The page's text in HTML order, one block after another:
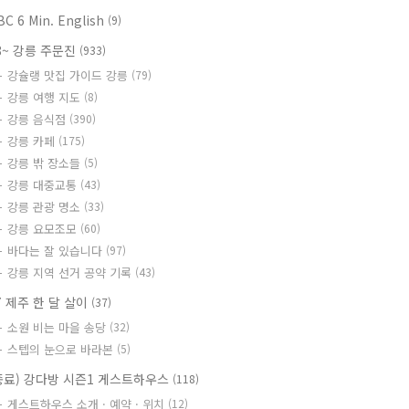
6 Min. English (9)
강릉 주문진 (933)
강슐랭 맛집 가이드 강릉 (79)
강릉 여행 지도 (8)
강릉 음식점 (390)
강릉 카페 (175)
강릉 밖 장소들 (5)
강릉 대중교통 (43)
강릉 관광 명소 (33)
강릉 요모조모 (60)
바다는 잘 있습니다 (97)
강릉 지역 선거 공약 기록 (43)
제주 한 달 살이 (37)
소원 비는 마을 송당 (32)
스텝의 눈으로 바라본 (5)
료) 강다방 시즌1 게스트하우스 (118)
게스트하우스 소개 · 예약 · 위치 (12)